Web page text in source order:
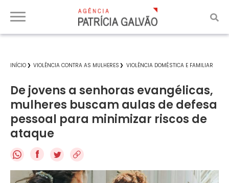
INÍCIO VIOLÊNCIA CONTRA AS MULHERES VIOLÊNCIA DOMÉSTICA E FAMILIAR
De jovens a senhoras evangélicas,
mulheres buscam aulas de defesa
pessoal para minimizar riscos de
ataque
f